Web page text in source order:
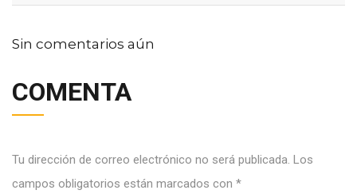
Sin comentarios aún
COMENTA
Tu dirección de correo electrónico no será publicada. Los
campos obligatorios están marcados con *